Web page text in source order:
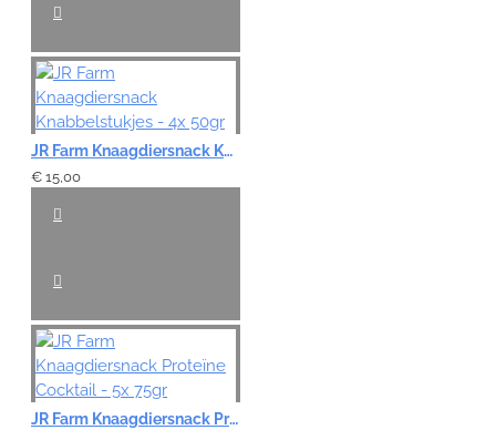
JR Farm Knaagdiersnack Knabbelstukjes - 4x 50gr
€ 15,00
JR Farm Knaagdiersnack Proteïne Cocktail - 5x 75gr